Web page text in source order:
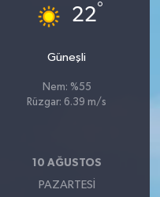
22°
Güneşli
Nem: %55
Rüzgar: 6.39 m/s
10 AĞUSTOS
PAZARTESI